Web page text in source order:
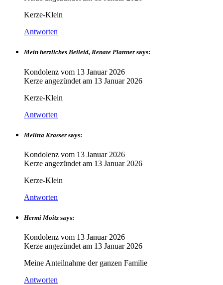
Kerze-Klein
Antworten
Mein herzliches Beileid, Renate Plattner says:
Kondolenz vom 13 Januar 2026
Kerze angezündet am 13 Januar 2026
Kerze-Klein
Antworten
Melitta Krasser says:
Kondolenz vom 13 Januar 2026
Kerze angezündet am 13 Januar 2026
Kerze-Klein
Antworten
Hermi Moitz says:
Kondolenz vom 13 Januar 2026
Kerze angezündet am 13 Januar 2026
Meine Anteilnahme der ganzen Familie
Antworten